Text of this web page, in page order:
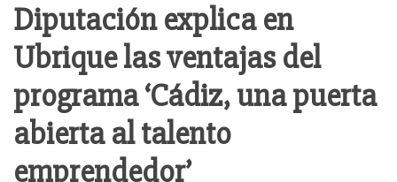
Diputación explica en
Ubrique las ventajas del
programa ‘Cádiz, una puerta
abierta al talento
emprendedor’